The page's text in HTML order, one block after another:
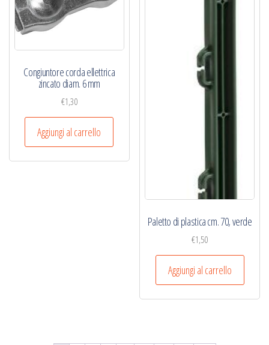
Congiuntore corda ellettrica
zincato diam. 6 mm
€1,30
Aggiungi al carrello
Paletto di plastica cm. 70, verde
€1,50
Aggiungi al carrello